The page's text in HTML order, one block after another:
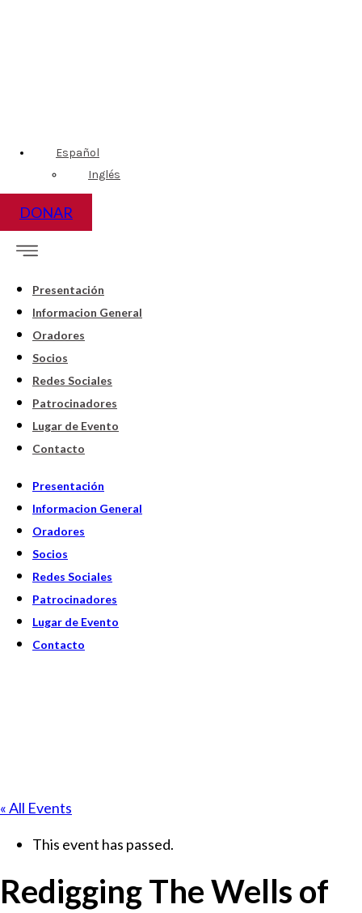
Español
Inglés
DONAR
Presentación
Informacion General
Oradores
Socios
Redes Sociales
Patrocinadores
Lugar de Evento
Contacto
Presentación
Informacion General
Oradores
Socios
Redes Sociales
Patrocinadores
Lugar de Evento
Contacto
« All Events
This event has passed.
Redigging The Wells of